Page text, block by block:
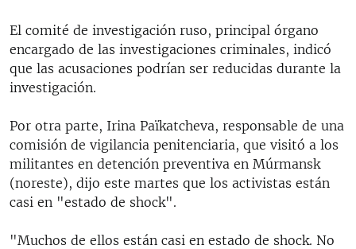
El comité de investigación ruso, principal órgano
encargado de las investigaciones criminales, indicó
que las acusaciones podrían ser reducidas durante la
investigación.
Por otra parte, Irina Païkatcheva, responsable de una
comisión de vigilancia penitenciaria, que visitó a los
militantes en detención preventiva en Múrmansk
(noreste), dijo este martes que los activistas están
casi en "estado de shock".
"Muchos de ellos están casi en estado de shock. No